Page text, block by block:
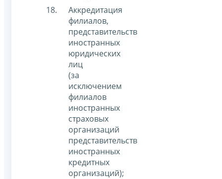
Аккредитация
филиалов,
представительств
иностранных
юридических
лиц
(за
исключением
филиалов
иностранных
страховых
организаций
представительств
иностранных
кредитных
организаций);